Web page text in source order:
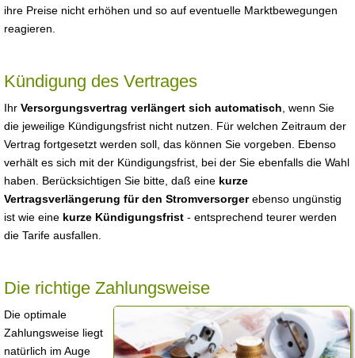
ihre Preise nicht erhöhen und so auf eventuelle Marktbewegungen
reagieren.
Kündigung des Vertrages
Ihr Versorgungsvertrag verlängert sich automatisch , wenn Sie
die jeweilige Kündigungsfrist nicht nutzen. Für welchen Zeitraum der
Vertrag fortgesetzt werden soll, das können Sie vorgeben. Ebenso
verhält es sich mit der Kündigungsfrist, bei der Sie ebenfalls die Wahl
haben. Berücksichtigen Sie bitte, daß eine kurze
Vertragsverlängerung für den Stromversorgerebenso ungünstig
ist wie eine kurze Kündigungsfrist - entsprechend teurer werden
die Tarife ausfallen.
Die richtige Zahlungsweise
Die optimale
Zahlungsweise liegt
natürlich im Auge